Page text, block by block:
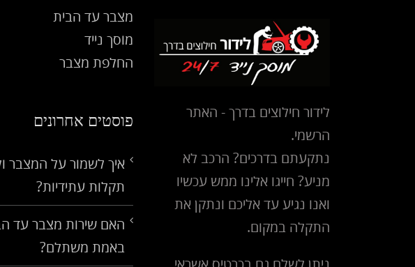
לידור חילוצים בדרך - האתר
הרשמי.
נתקעתם בדרכים? הרכב לא
מניע? חייגו אלינו ממש עכשיו
ואנו נגיע עד אליכם ונתקן את
התקלה במקום.
ניתן לשלם גם בכרטיס אשראי.
מצבר עד הבית
מוסך נייד
החלפת מצבר
פוסטים אחרונים
איך לשמור על המצבר
תקלות עתידיות?
האם שירות מצבר עד
באמת משתלם?